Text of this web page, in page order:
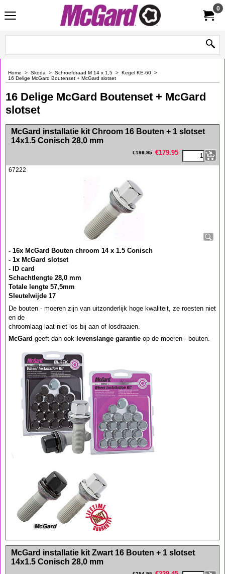
0
Home > Skoda > Schroefdraad M 14 x 1,5 > Kegel KE-60 >
16 Delige McGard Boutenset + McGard slotset
16 Delige McGard Boutenset + McGard
slotset
<!-- MakeFullWidth0 --><!-- MakeFullWidth1 --><!-- MakeFullWidth2 --><!-- MakeFullWidth3 --><!-- MakeFullWidth4 --><!-- MakeFullWidth5 --><!-- MakeFullWidth6 --><!-- MakeFullWidth7 --><!-- MakeFullWidth8 --><!-- MakeFullWidth9 --><!-- MakeFullWidth10 --><!-- MakeFullWidth11 --><!-- MakeFullWidth12 --><!-- MakeFullWidth13 --><!-- MakeFullWidth14 --><!-- MakeFullWidth15 --><!-- MakeFullWidth16 --><!-- MakeFullWidth17 --><!-- MakeFullWidth18 --><!-- MakeFullWidth19 -->
McGard installatie kit Chroom 16 Bouten + 1 slotset
14x1.5 Conisch 28,0 mm
€199.95 €179.95
67222
- 16x McGard Bouten chroom 14 x 1.5 Conisch
- 1x McGard slotset
- ID card
Schachtlengte 28,0 mm
Totale lengte 57,5mm
Sleutelwijde 17
De bouten - moeren zijn van uitzonderlijk hoge kwaliteit, ze roesten niet
en de
chroomlaag laat niet los bij aan of losdraaien.
McGard geeft dan ook levenslange garantie op de moeren - bouten.
<!-- MakeFullWidth0 --><!-- MakeFullWidth1 --><!-- MakeFullWidth2 --><!-- MakeFullWidth3 --><!-- MakeFullWidth4 --><!-- MakeFullWidth5 --><!-- MakeFullWidth6 --><!-- MakeFullWidth7 --><!-- MakeFullWidth8 --><!-- MakeFullWidth9 --><!-- MakeFullWidth10 --><!-- MakeFullWidth11 --><!-- MakeFullWidth12 --><!-- MakeFullWidth13 --><!-- MakeFullWidth14 --><!-- MakeFullWidth15 --><!-- MakeFullWidth16 --><!-- MakeFullWidth17 --><!-- MakeFullWidth18 --><!-- MakeFullWidth19 -->
McGard installatie kit Zwart 16 Bouten + 1 slotset
14x1.5 Conisch 28,0 mm